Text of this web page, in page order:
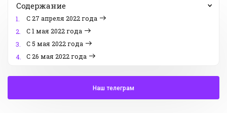
Содержание
1.
С 27 апреля 2022 года
2.
С 1 мая 2022 года
3.
С 5 мая 2022 года
4.
С 26 мая 2022 года
Наш телеграм